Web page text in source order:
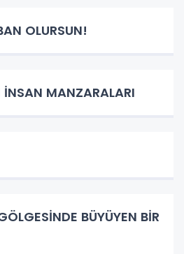
OLURSUN!
MANZARALARI
BÜYÜYEN BİR